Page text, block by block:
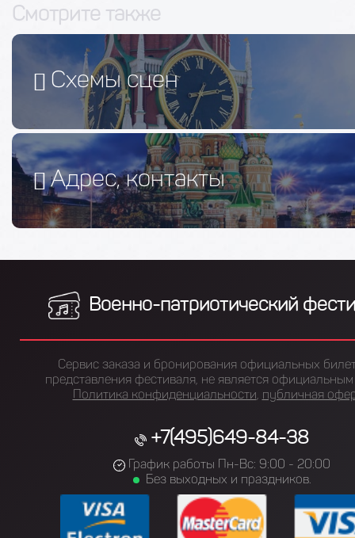
Смотрите также
Схемы сцен
Адрес, контакты
Военно-патриотический
Сервис заказа и бронирования официальных
представления фестиваля, не является
Политика конфиденциальности, публичная
+7(495)649-84-38
График работы Пн-Вс: 9:00 - 20:00
Без выходных и праздников.